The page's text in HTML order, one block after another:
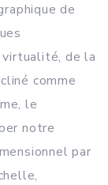
de
de la
comme
le
notre
par